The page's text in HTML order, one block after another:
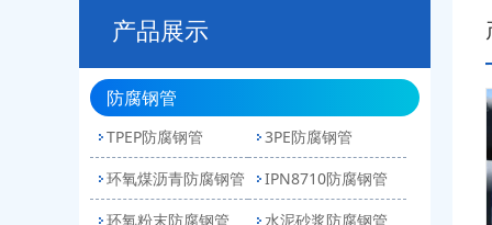
产品展示
防腐钢管
TPEP防腐钢管
3PE防腐钢管
环氧煤沥青防腐钢管
IPN8710防腐钢管
环氧粉末防腐钢管
水泥砂浆防腐钢管